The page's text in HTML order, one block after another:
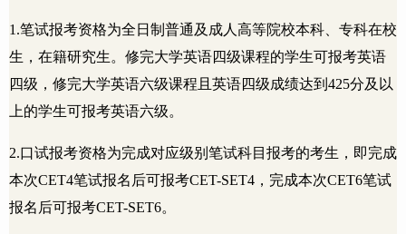
1.笔试报考资格为全日制普通及成人高等院校本科、专科在校
生，在籍研究生。修完大学英语四级课程的学生可报考英语
四级，修完大学英语六级课程且英语四级成绩达到 425分及以
上的学生可报考英语六级。
2.口试报考资格为完成对应级别笔试科目报考的考生，即完成
本次CET4笔试报名后可报考CET-SET4 ，完成本次CET6笔试
报名后可报考CET-SET6。